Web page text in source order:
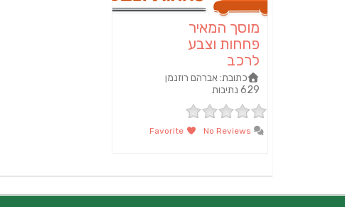
מוסך המאיר
פחחות וצבע
לרכב
כתובת:אברהם רוזנמן
629 נתיבות